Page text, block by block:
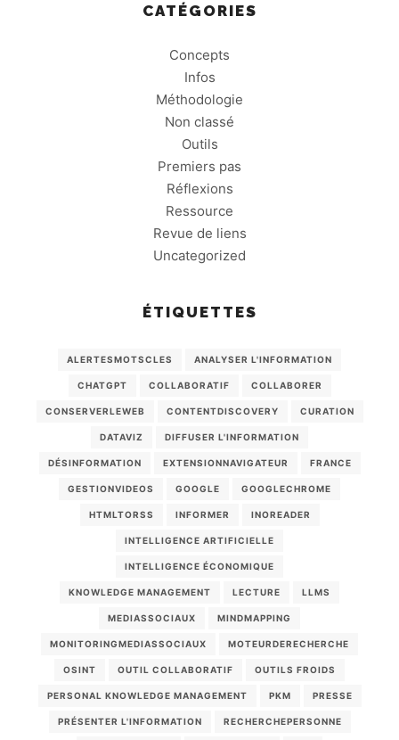
CATÉGORIES
Concepts
Infos
Méthodologie
Non classé
Outils
Premiers pas
Réflexions
Ressource
Revue de liens
Uncategorized
ÉTIQUETTES
ALERTESMOTSCLES ANALYSER L'INFORMATION
CHATGPT COLLABORATIF COLLABORER
CONSERVERLEWEB CONTENTDISCOVERY CURATION
DATAVIZ DIFFUSER L'INFORMATION
DÉSINFORMATION EXTENSIONNAVIGATEUR FRANCE
GESTIONVIDEOS GOOGLE GOOGLECHROME
HTMLTORSS INFORMER INOREADER
INTELLIGENCE ARTIFICIELLE
INTELLIGENCE ÉCONOMIQUE
KNOWLEDGE MANAGEMENT LECTURE LLMS
MEDIASSOCIAUX MINDMAPPING
MONITORINGMEDIASSOCIAUX MOTEURDERECHERCHE
OSINT OUTIL COLLABORATIF OUTILS FROIDS
PERSONAL KNOWLEDGE MANAGEMENT PKM PRESSE
PRÉSENTER L'INFORMATION RECHERCHEPERSONNE